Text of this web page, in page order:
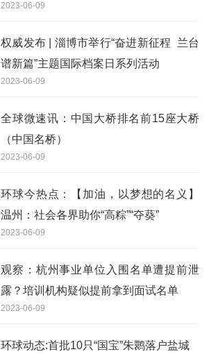
2023-06-09
权威发布 | 淄博市举行“奋进新征程 兰台
谱新篇”主题国际档案日系列活动
2023-06-09
全球微速讯：中国大桥排名前15座大桥
（中国名桥）
2023-06-09
环球今热点：【加油，以梦想的名义】
温州：社会各界助你“高粽”“夺葵”
2023-06-09
观察：杭州事业单位入围名单遭提前泄
露？培训机构疑似提前拿到面试名单
2023-06-09
环球动态:首批10只“国宝”朱鹮落户盐城